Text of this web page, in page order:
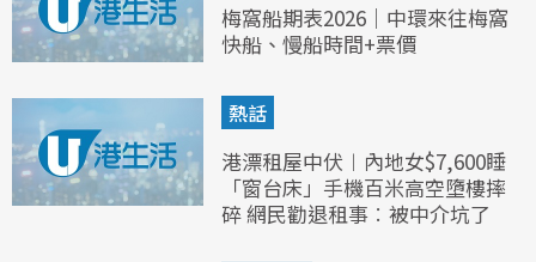
梅窩船期表2026｜中環來往梅窩
快船、慢船時間+票價
熱話
港漂租屋中伏︱內地女$7,600睡
「窗台床」手機百米高空墮樓摔
碎 網民勸退租事︰被中介坑了